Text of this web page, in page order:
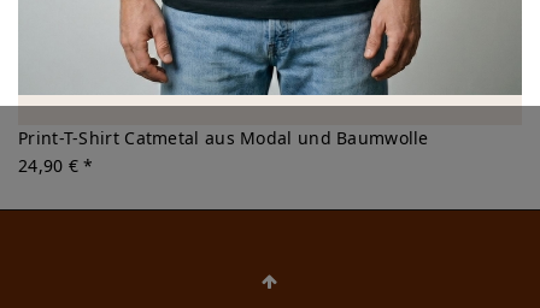
Print-T-Shirt Catmetal aus Modal und Baumwolle
24,90 € *